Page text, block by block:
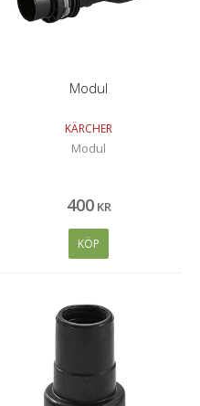
Modul
KÄRCHER
Modul
400 KR
KÖP